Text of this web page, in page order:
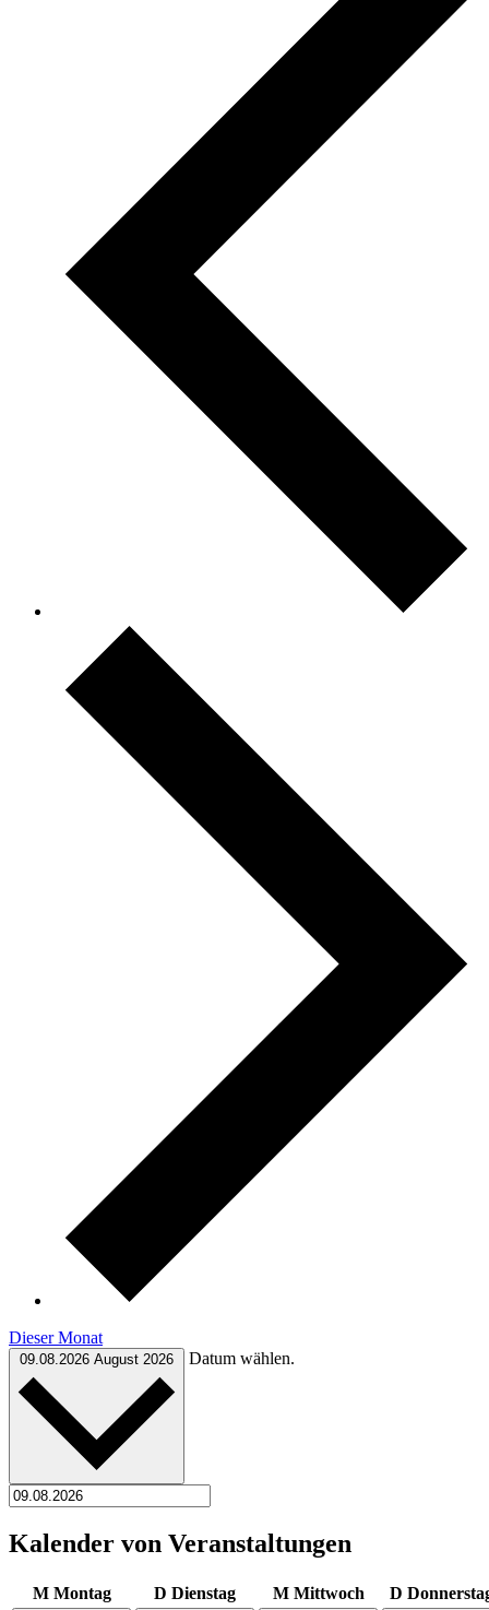
Dieser Monat
09.08.2026 August 2026 Datum wählen.
Kalender von Veranstaltungen
M Montag D Dienstag M Mittwoch D